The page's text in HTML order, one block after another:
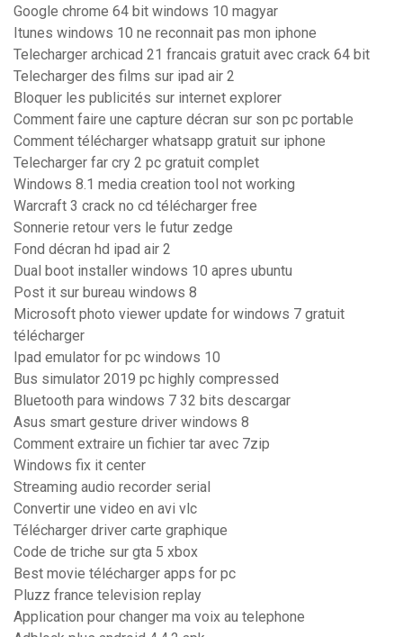
Google chrome 64 bit windows 10 magyar
Itunes windows 10 ne reconnait pas mon iphone
Telecharger archicad 21 francais gratuit avec crack 64 bit
Telecharger des films sur ipad air 2
Bloquer les publicités sur internet explorer
Comment faire une capture décran sur son pc portable
Comment télécharger whatsapp gratuit sur iphone
Telecharger far cry 2 pc gratuit complet
Windows 8.1 media creation tool not working
Warcraft 3 crack no cd télécharger free
Sonnerie retour vers le futur zedge
Fond décran hd ipad air 2
Dual boot installer windows 10 apres ubuntu
Post it sur bureau windows 8
Microsoft photo viewer update for windows 7 gratuit
télécharger
Ipad emulator for pc windows 10
Bus simulator 2019 pc highly compressed
Bluetooth para windows 7 32 bits descargar
Asus smart gesture driver windows 8
Comment extraire un fichier tar avec 7zip
Windows fix it center
Streaming audio recorder serial
Convertir une video en avi vlc
Télécharger driver carte graphique
Code de triche sur gta 5 xbox
Best movie télécharger apps for pc
Pluzz france television replay
Application pour changer ma voix au telephone